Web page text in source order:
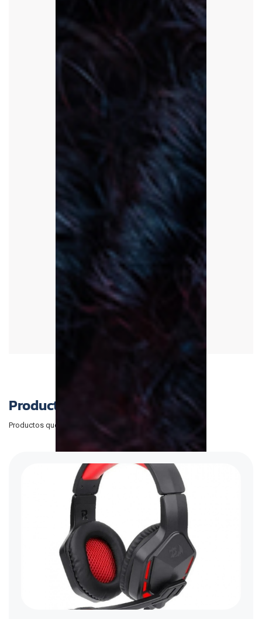
Productos Relacionados
Productos que quizá te puedan interesar.